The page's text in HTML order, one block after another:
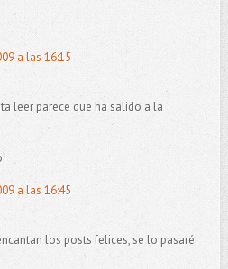
a las 16:15
leer parece que ha salido a la
a las 16:45
los posts felices, se lo pasaré